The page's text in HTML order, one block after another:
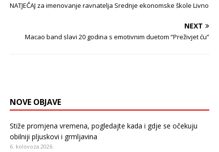
NATJEČAJ za imenovanje ravnatelja Srednje ekonomske škole Livno
NEXT
Macao band slavi 20 godina s emotivnim duetom “Preživjet ću”
NOVE OBJAVE
Stiže promjena vremena, pogledajte kada i gdje se očekuju
obilniji pljuskovi i grmljavina
6. kolovoza 2026.